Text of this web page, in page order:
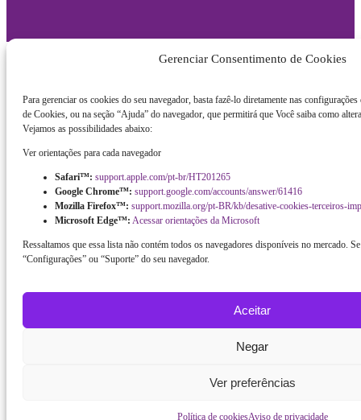
Gerenciar Consentimento de Cookies
Para gerenciar os cookies do seu navegador, basta fazê-lo diretamente nas configurações
de Cookies, ou na seção “Ajuda” do navegador, que permitirá que Você saiba como
Vejamos as possibilidades abaixo:
Ver orientações para cada navegador
Safari™: support.apple.com/pt-br/HT201265
Google Chrome™: support.google.com/accounts/answer/61416
Mozilla Firefox™: support.mozilla.org/pt-BR/kb/desative-cookies-terceiros-
Microsoft Edge™: Acessar orientações da Microsoft
Ressaltamos que essa lista não contém todos os navegadores disponíveis no mercado.
“Configurações” ou “Suporte” do seu navegador.
Aceitar
Negar
Ver preferências
Política de cookiesAviso de privacidade